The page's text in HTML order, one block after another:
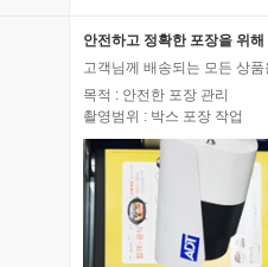
안전하고 정확한 포장을 위
고객님께 배송되는 모든 상
목적 : 안전한 포장 관리
촬영범위 : 박스 포장 작업